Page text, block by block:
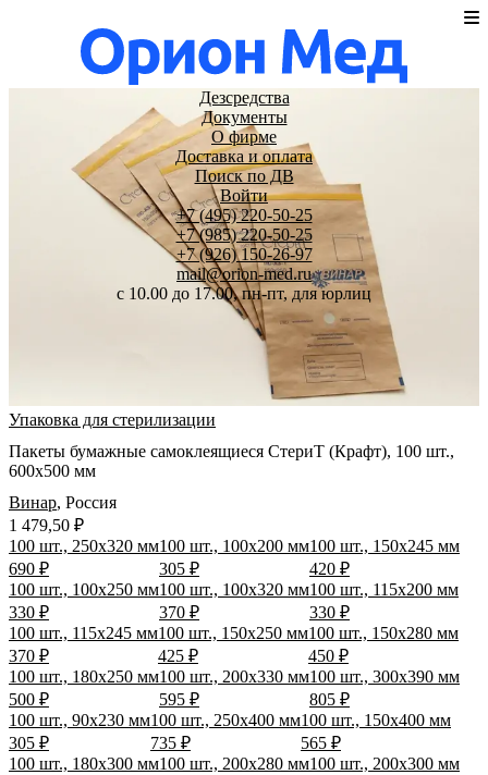
Дезсредства
Документы
О фирме
Доставка и оплата
Поиск по ДВ
Войти
+7 (495) 220-50-25
+7 (985) 220-50-25
+7 (926) 150-26-97
mail@orion-med.ru
c 10.00 до 17.00, пн-пт, для юрлиц
Упаковка для стерилизации
Пакеты бумажные самоклеящиеся СтериТ (Крафт), 100 шт.,
600х500 мм
Винар, Россия
100 шт., 250х320 мм
690 ₽
100 шт., 100х200 мм
305 ₽
100 шт., 150х245 мм
420 ₽
100 шт., 100х250 мм
330 ₽
100 шт., 100х320 мм
370 ₽
100 шт., 115х200 мм
330 ₽
100 шт., 115х245 мм
370 ₽
100 шт., 150х250 мм
425 ₽
100 шт., 150х280 мм
450 ₽
100 шт., 180х250 мм
500 ₽
100 шт., 200х330 мм
595 ₽
100 шт., 300х390 мм
805 ₽
100 шт., 90х230 мм
305 ₽
100 шт., 250х400 мм
735 ₽
100 шт., 150х400 мм
565 ₽
100 шт., 180х300 мм100 шт., 200х280 мм100 шт., 200х300 мм
1 479,50 ₽